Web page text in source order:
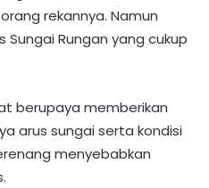
rekannya. Namun
Rungan yang cukup
berupaya memberikan
arus sungai serta kondisi
menyebabkan